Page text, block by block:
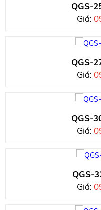
QGS-
Giá:
QGS-
Giá:
QGS-
Giá:
QGS-
Giá: